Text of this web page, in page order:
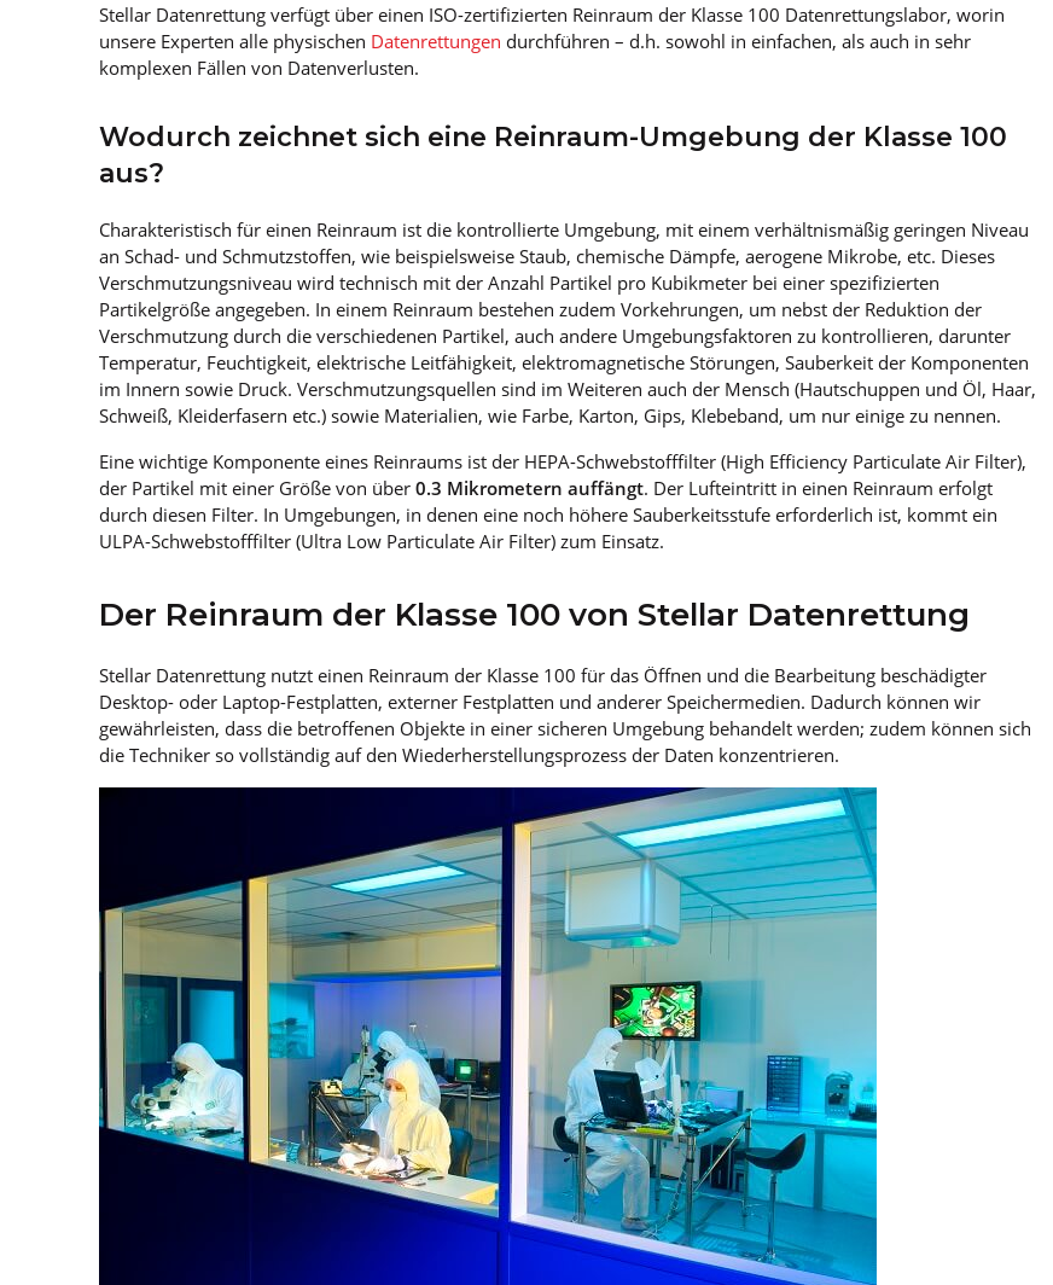
Stellar Datenrettung verfügt über einen ISO-zertifizierten Reinraum der Klasse 100 Datenrettungslabor, worin
unsere Experten alle physischen Datenrettungen durchführen – d.h. sowohl in einfachen, als auch in sehr
komplexen Fällen von Datenverlusten.
Wodurch zeichnet sich eine Reinraum-Umgebung der Klasse 100
aus?
Charakteristisch für einen Reinraum ist die kontrollierte Umgebung, mit einem verhältnismäßig geringen Niveau
an Schad- und Schmutzstoffen, wie beispielsweise Staub, chemische Dämpfe, aerogene Mikrobe, etc. Dieses
Verschmutzungsniveau wird technisch mit der Anzahl Partikel pro Kubikmeter bei einer spezifizierten
Partikelgröße angegeben. In einem Reinraum bestehen zudem Vorkehrungen, um nebst der Reduktion der
Verschmutzung durch die verschiedenen Partikel, auch andere Umgebungsfaktoren zu kontrollieren, darunter
Temperatur, Feuchtigkeit, elektrische Leitfähigkeit, elektromagnetische Störungen, Sauberkeit der Komponenten
im Innern sowie Druck. Verschmutzungsquellen sind im Weiteren auch der Mensch (Hautschuppen und Öl, Haar,
Schweiß, Kleiderfasern etc.) sowie Materialien, wie Farbe, Karton, Gips, Klebeband, um nur einige zu nennen.
Eine wichtige Komponente eines Reinraums ist der HEPA-Schwebstofffilter (High Efficiency Particulate Air Filter),
der Partikel mit einer Größe von über0.3 Mikrometern auffängt. Der Lufteintritt in einen Reinraum erfolgt
durch diesen Filter. In Umgebungen, in denen eine noch höhere Sauberkeitsstufe erforderlich ist, kommt ein
ULPA-Schwebstofffilter (Ultra Low Particulate Air Filter) zum Einsatz.
Der Reinraum der Klasse 100 von Stellar Datenrettung
Stellar Datenrettung nutzt einen Reinraum der Klasse 100 für das Öffnen und die Bearbeitung beschädigter
Desktop- oder Laptop-Festplatten, externer Festplatten und anderer Speichermedien. Dadurch können wir
gewährleisten, dass die betroffenen Objekte in einer sicheren Umgebung behandelt werden; zudem können sich
die Techniker so vollständig auf den Wiederherstellungsprozess der Daten konzentrieren.